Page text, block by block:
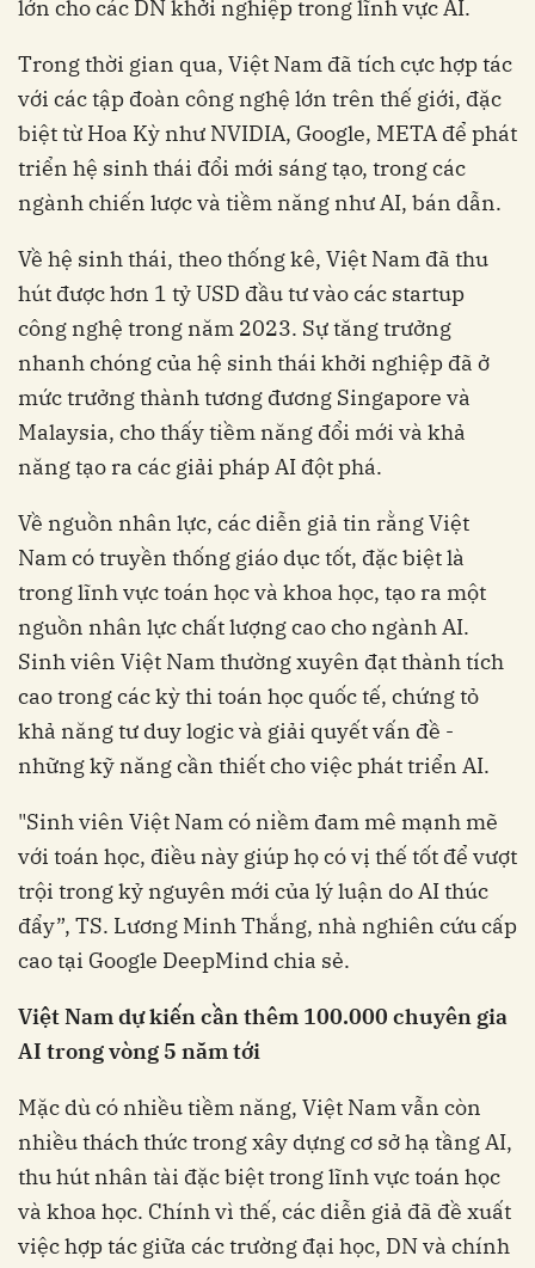
lớn cho các DN khởi nghiệp trong lĩnh vực AI.
Trong thời gian qua, Việt Nam đã tích cực hợp tác
với các tập đoàn công nghệ lớn trên thế giới, đặc
biệt từ Hoa Kỳ như NVIDIA, Google, META để phát
triển hệ sinh thái đổi mới sáng tạo, trong các
ngành chiến lược và tiềm năng như AI, bán dẫn.
Về hệ sinh thái, theo thống kê, Việt Nam đã thu
hút được hơn 1 tỷ USD đầu tư vào các startup
công nghệ trong năm 2023. Sự tăng trưởng
nhanh chóng của hệ sinh thái khởi nghiệp đã ở
mức trưởng thành tương đương Singapore và
Malaysia, cho thấy tiềm năng đổi mới và khả
năng tạo ra các giải pháp AI đột phá.
Về nguồn nhân lực, các diễn giả tin rằng Việt
Nam có truyền thống giáo dục tốt, đặc biệt là
trong lĩnh vực toán học và khoa học, tạo ra một
nguồn nhân lực chất lượng cao cho ngành AI.
Sinh viên Việt Nam thường xuyên đạt thành tích
cao trong các kỳ thi toán học quốc tế, chứng tỏ
khả năng tư duy logic và giải quyết vấn đề -
những kỹ năng cần thiết cho việc phát triển AI.
"Sinh viên Việt Nam có niềm đam mê mạnh mẽ
với toán học, điều này giúp họ có vị thế tốt để vượt
trội trong kỷ nguyên mới của lý luận do AI thúc
đẩy”, TS. Lương Minh Thắng, nhà nghiên cứu cấp
cao tại Google DeepMind chia sẻ.
Việt Nam dự kiến cần thêm 100.000 chuyên gia
AI trong vòng 5 năm tới
Mặc dù có nhiều tiềm năng, Việt Nam vẫn còn
nhiều thách thức trong xây dựng cơ sở hạ tầng AI,
thu hút nhân tài đặc biệt trong lĩnh vực toán học
và khoa học. Chính vì thế, các diễn giả đã đề xuất
việc hợp tác giữa các trường đại học, DN và chính